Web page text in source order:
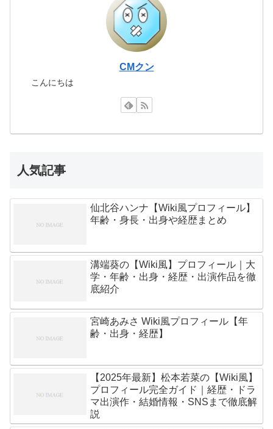
CMクン
こんにちは
人気記事
仙北谷ハンナ【Wiki風プロフィール】
年齢・身長・出身や経歴まとめ
溝端葵の【Wiki風】プロフィール｜大
学・年齢・出身・経歴・出演作品を徹
底紹介
宮崎あみさ Wiki風プロフィール【年
齢・出身・経歴】
【2025年最新】松本若菜の【Wiki風】
プロフィール完全ガイド｜経歴・ドラ
マ出演作・結婚情報・SNSまで徹底解
説